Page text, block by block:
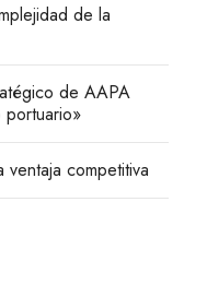
de la
de AAPA
competitiva